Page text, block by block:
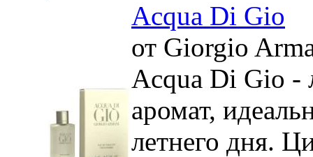
Acqua Di Gio
от Giorgio
Acqua Di Gio -
аромат,
летнего дня.